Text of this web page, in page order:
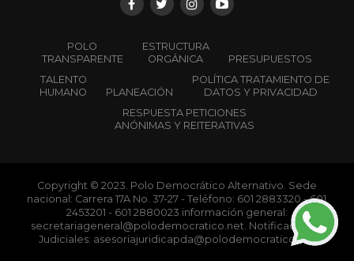
POLO
TRANSPARENTE
ESTRUCTURA
ORGÁNICA
PRESUPUESTOS
TALENTO
HUMANO
PLANEACIÓN
POLÍTICA TRATAMIENTO DE
DATOS Y PRIVACIDAD
RESPUESTA PETICIONES
ANÓNIMAS Y REITERATIVAS
Copyright © 2023. Polo Democrático Alternativo. Sede
nacional: Carrera 17A No. 37-27 - Teléfono: 601 2883320 - 601
2453201 - 601 2880023 información general:
secretariageneral@polodemocratico.net. Notificaciones
Judiciales: asesoriajuridicapda@polodemocratico.net